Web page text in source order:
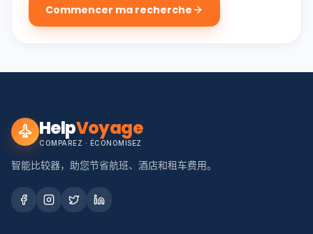
Commencer ma recherche
HelpVoyage
COMPAREZ · ÉCONOMISEZ
智能比较器，助您节省航班、酒店和租车费用。